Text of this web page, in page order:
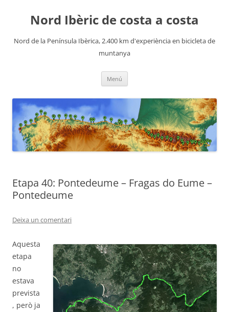
Nord Ibèric de costa a costa
Nord de la Península Ibèrica, 2.400 km d'experiència en bicicleta de
muntanya
Menú
Etapa 40: Pontedeume – Fragas do Eume –
Pontedeume
Deixa un comentari
Aquesta
etapa
no
estava
prevista
, però ja